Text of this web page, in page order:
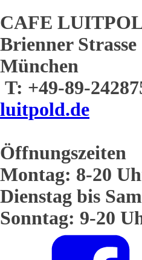
CAFE
Brienner
München
T: +49-89-
luitpold.de
Öffnungszeiten
Montag: 8-20
Dienstag bis
Sonntag: 9-20